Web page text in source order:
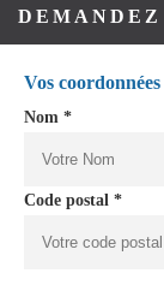
Vos coordonnées
Nom *
Code postal *